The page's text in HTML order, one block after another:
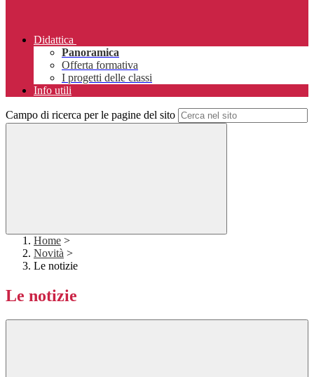
Didattica
Panoramica
Offerta formativa
I progetti delle classi
Info utili
Campo di ricerca per le pagine del sito
Home >
Novità >
Le notizie
Le notizie